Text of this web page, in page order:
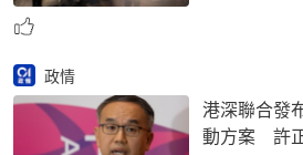
政情
港深聯合發
動方案 許